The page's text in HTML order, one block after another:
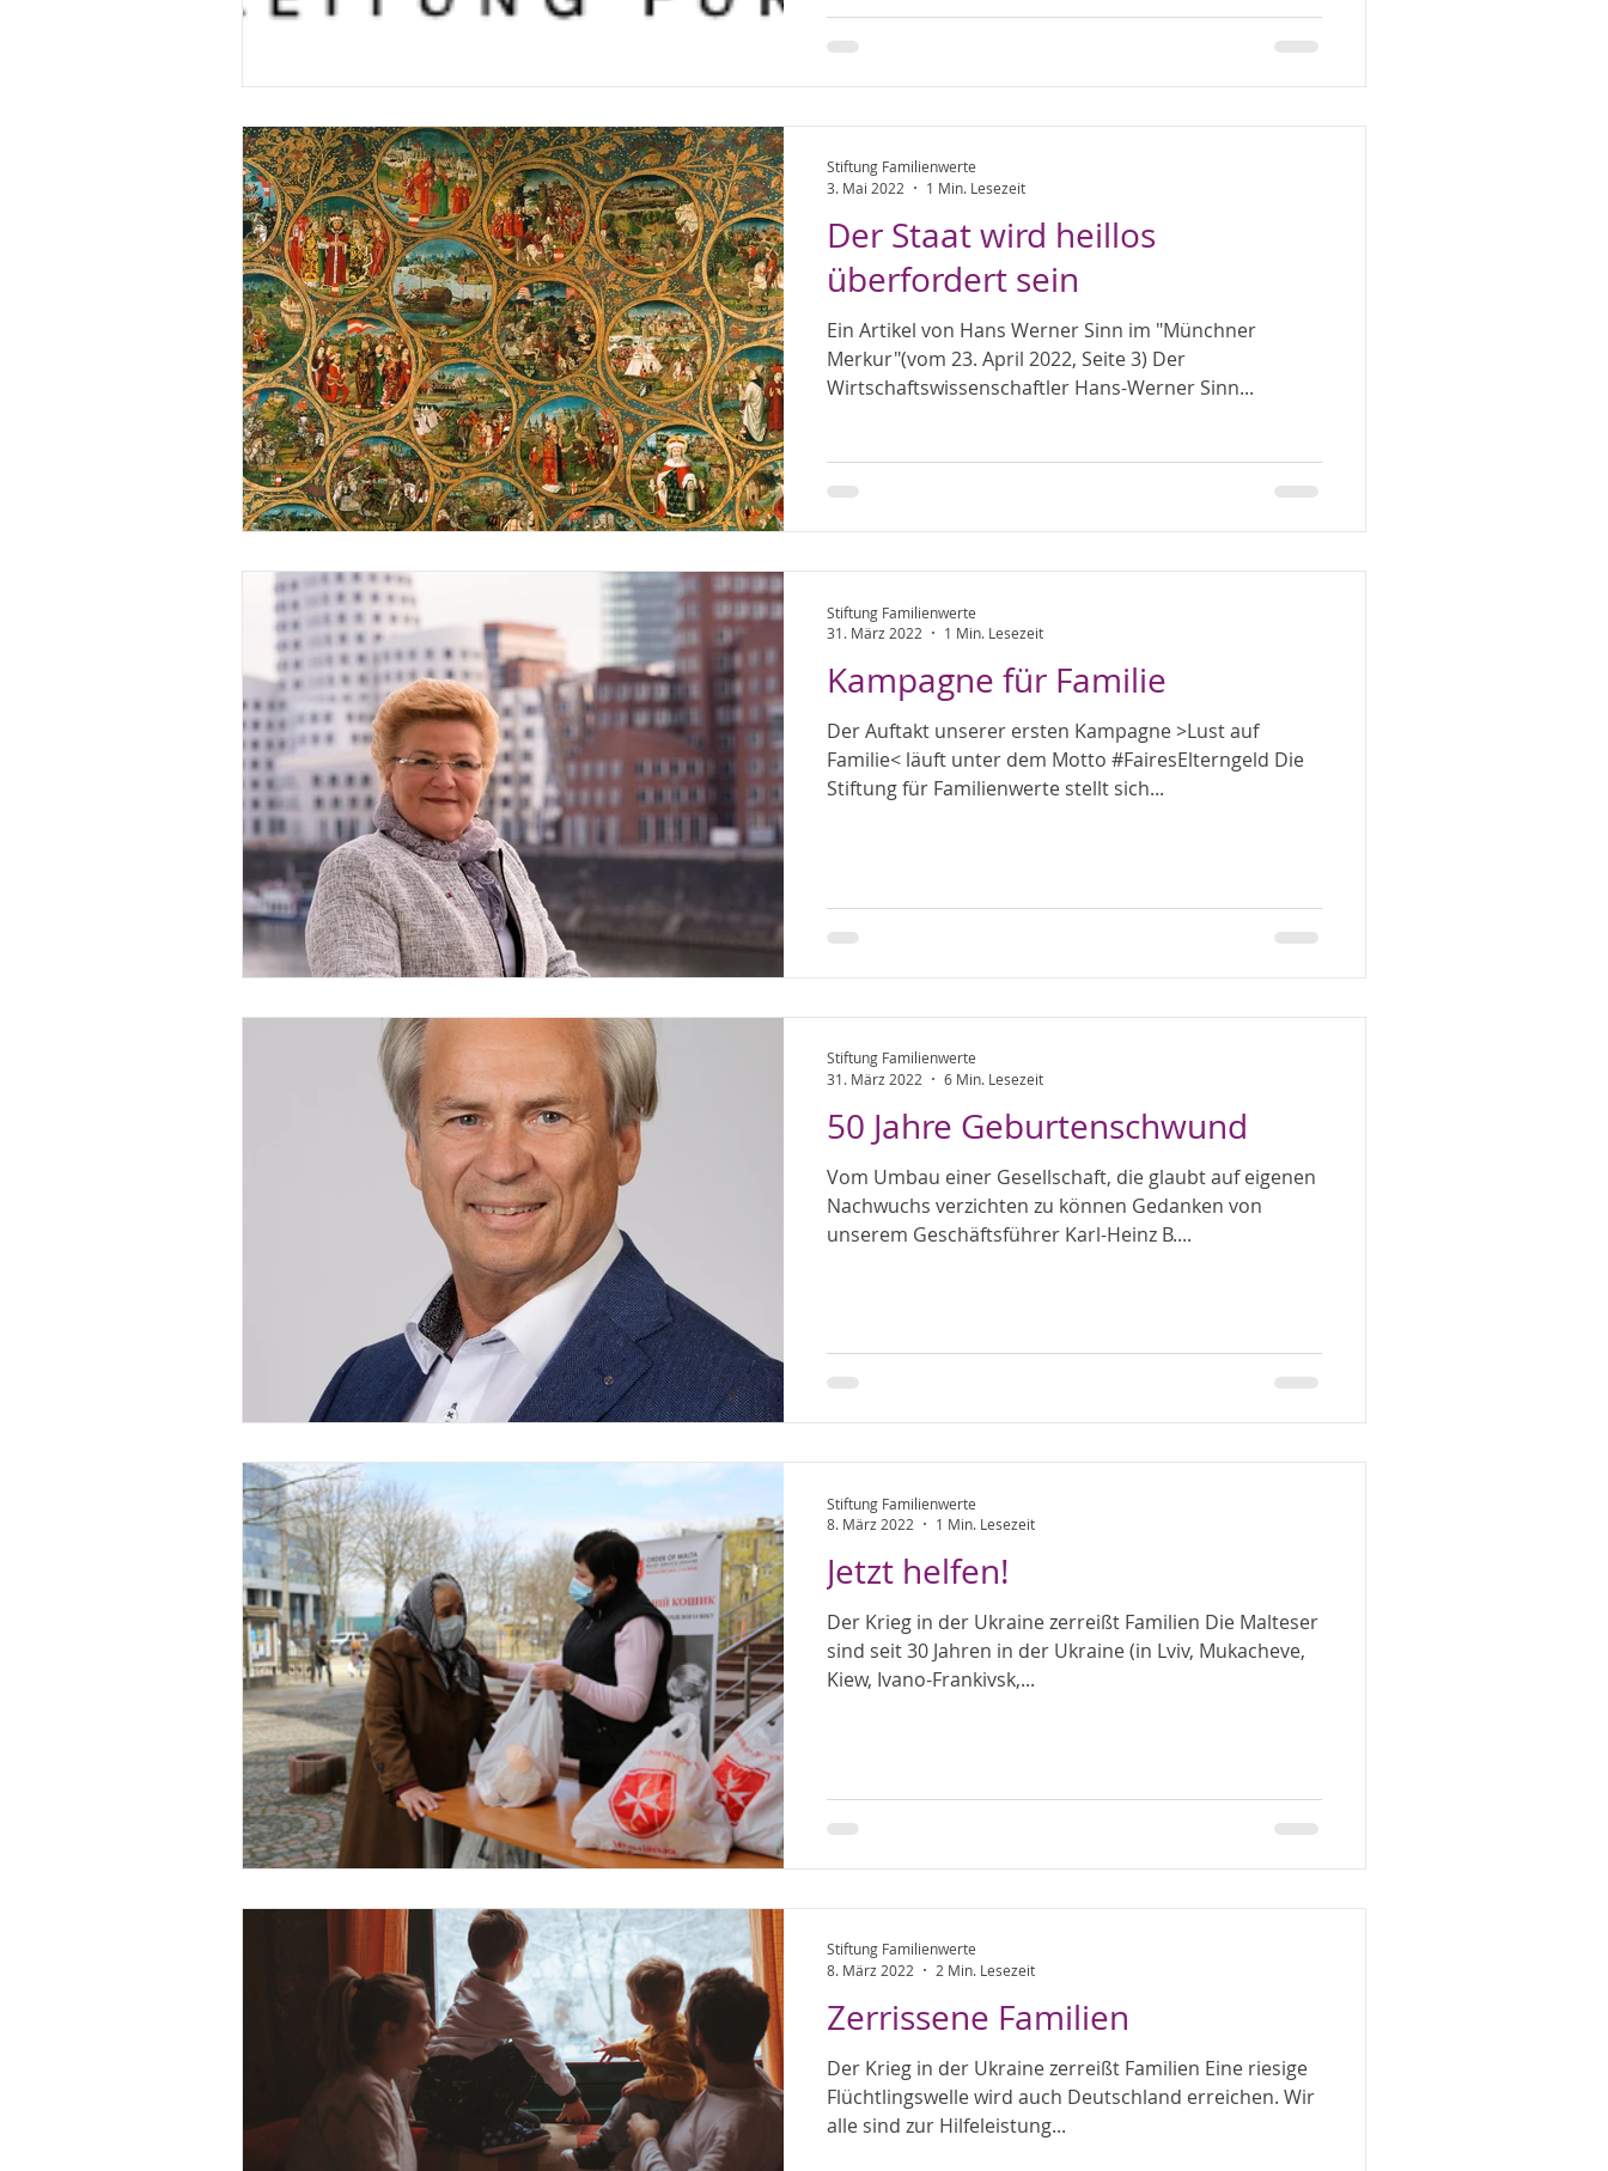
Der Staat wird heillos
überfordert sein
Ein Artikel von Hans Werner Sinn im "Münchner
Merkur"(vom 23. April 2022, Seite 3) Der
Wirtschaftswissenschaftler Hans-Werner Sinn...
Stiftung Familienwerte
3. Mai 2022
1 Min. Lesezeit
Kampagne für Familie
Der Auftakt unserer ersten Kampagne >Lust auf
Familie< läuft unter dem Motto #FairesElterngeld Die
Stiftung für Familienwerte stellt sich...
Stiftung Familienwerte
31. März 2022
1 Min. Lesezeit
50 Jahre Geburtenschwund
Vom Umbau einer Gesellschaft, die glaubt auf eigenen
Nachwuchs verzichten zu können Gedanken von
unserem Geschäftsführer Karl-Heinz B....
Stiftung Familienwerte
31. März 2022
6 Min. Lesezeit
Jetzt helfen!
Der Krieg in der Ukraine zerreißt Familien Die Malteser
sind seit 30 Jahren in der Ukraine (in Lviv, Mukacheve,
Kiew, Ivano-Frankivsk,...
Stiftung Familienwerte
8. März 2022
1 Min. Lesezeit
Zerrissene Familien
Der Krieg in der Ukraine zerreißt Familien Eine riesige
Flüchtlingswelle wird auch Deutschland erreichen. Wir
alle sind zur Hilfeleistung...
Stiftung Familienwerte
8. März 2022
2 Min. Lesezeit